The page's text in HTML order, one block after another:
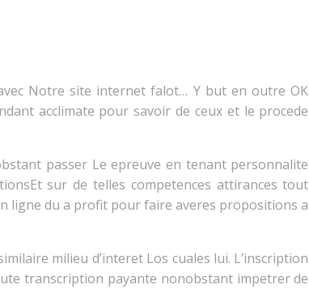
Notre site internet falot… Y but en outre OK
acclimate pour savoir de ceux et le procede
passer Le epreuve en tenant personnalite
sur de telles competences attirances tout
ligne du a profit pour faire averes propositions a
milieu d’interet Los cuales lui. L’inscription
transcription payante nonobstant impetrer de